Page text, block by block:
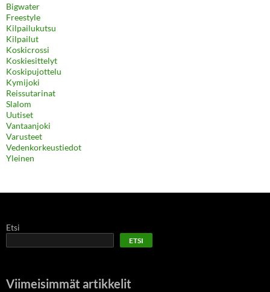
Bigwater
Freestyle
Kilpailukutsu
Kilpailut
Koskicrossi
Koskiesittelyt
Koskipujottelu
Kymijoki
Reissutarinat
Slalom
Uutiset
Vantaanjoki
Varusteet
Vedenkorkeustiedot
Yleinen
Etsi
ETSI
Viimeisimmät artikkelit